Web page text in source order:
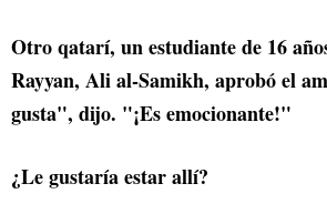
Otro qatarí, un estudiante de 16
Rayyan, Ali al-Samikh, aprobó el
gusta", dijo. "¡Es emocionante!"
¿Le gustaría estar allí?